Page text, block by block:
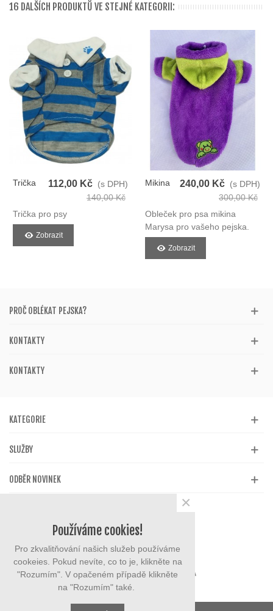
16 DALŠÍCH PRODUKTŮ VE STEJNÉ KATEGORII:
Trička
112,00 Kč (s DPH)
140,00 Kč
Trička pro psy
Zobrazit
Mikina
240,00 Kč (s DPH)
300,00 Kč
Obleček pro psa mikina
Marysa pro vašeho pejska.
Zobrazit
PROČ OBLÉKAT PEJSKA?
KONTAKTY
KONTAKTY
KATEGORIE
SLUŽBY
ODBĚR NOVINEK
Používáme cookies!
Pro zkvalitňování našich služeb používáme
cookeies. Pokud nevíte, co to je, klikněte na
"Rozumím". V opačeném případě klikněte
na "Rozumím" také.
×